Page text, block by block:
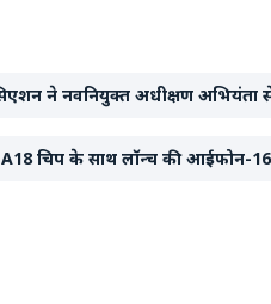
ने नवनियुक्त अधीक्षण अभियंता से
चिप के साथ लॉन्च की आईफोन-16